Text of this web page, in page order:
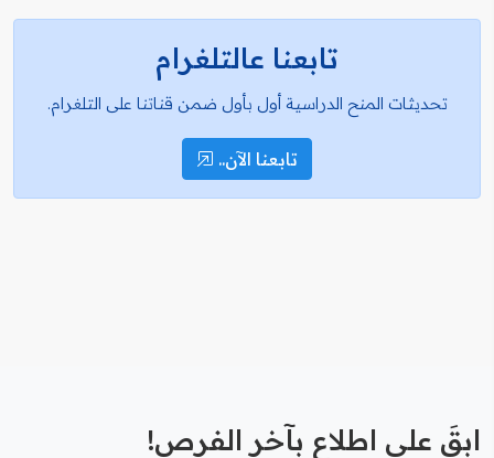
تابعنا عالتلغرام
تحديثات المنح الدراسية أول بأول ضمن قناتنا على التلغرام.
تابعنا الآن..
ابقَ على اطلاع بآخر الفرص!